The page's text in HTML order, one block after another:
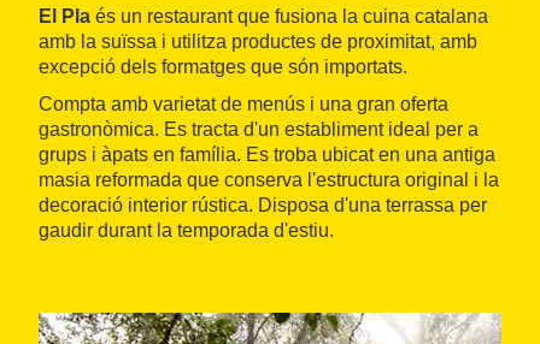
El Pla és un restaurant que fusiona la cuina catalana
amb la suïssa i utilitza productes de proximitat, amb
excepció dels formatges que són importats.
Compta amb varietat de menús i una gran oferta
gastronòmica. Es tracta d'un establiment ideal per a
grups i àpats en família. Es troba ubicat en una antiga
masia reformada que conserva l'estructura original i la
decoració interior rústica. Disposa d'una terrassa per
gaudir durant la temporada d'estiu.